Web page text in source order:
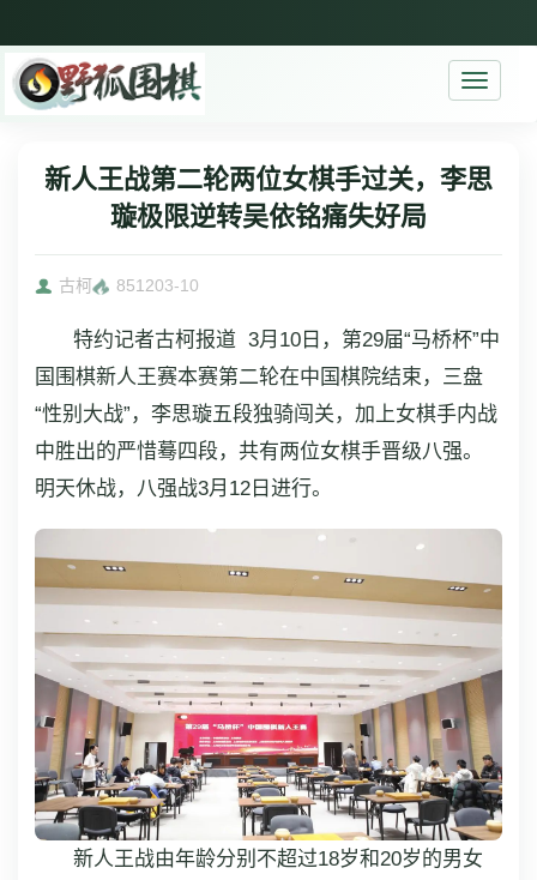
Toggle
新人王战第二轮两位女棋手过关，李思
璇极限逆转吴依铭痛失好局
古柯 851203-10
特约记者古柯报道 3月10日，第29届“马桥杯”中
国围棋新人王赛本赛第二轮在中国棋院结束，三盘
“性别大战”，李思璇五段独骑闯关，加上女棋手内战
中胜出的严惜蓦四段，共有两位女棋手晋级八强。
明天休战，八强战3月12日进行。
新人王战由年龄分别不超过18岁和20岁的男女